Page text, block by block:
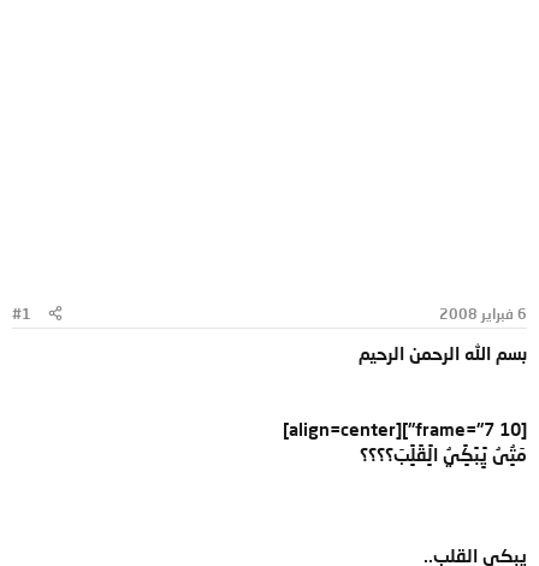
6 فبراير 2008 #1
بسم الله الرحمن الرحيم
[frame="7 10"][align=center]
مَتٍُىُ يًٍبًكًٍيُ الًٍقًلًٍبَ؟؟؟؟
يبكي القلب..